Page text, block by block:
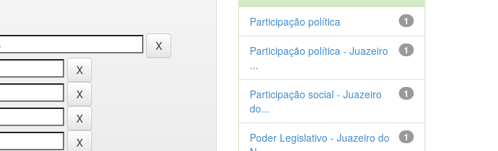
1
Participação política
1
Participação política - Juazeiro
...
1
Participação social - Juazeiro
do...
1
Poder Legislativo - Juazeiro do